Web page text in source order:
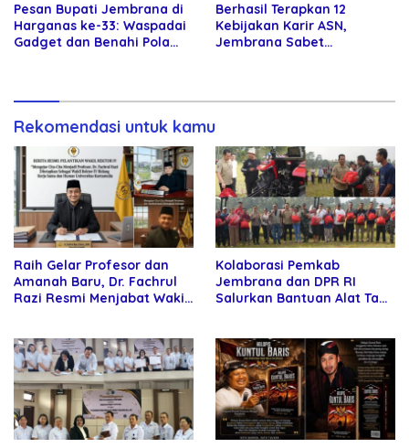
Pesan Bupati Jembrana di
Harganas ke-33: Waspadai
Gadget dan Benahi Pola
Berhasil Terapkan 12
Kebijakan Karir ASN,
Jembrana Sabet
Rekomendasi untuk kamu
Raih Gelar Profesor dan
Amanah Baru, Dr. Fachrul
Razi Resmi Menjabat Wakil
Kolaborasi Pemkab
Jembrana dan DPR RI
Salurkan Bantuan Alat Tani